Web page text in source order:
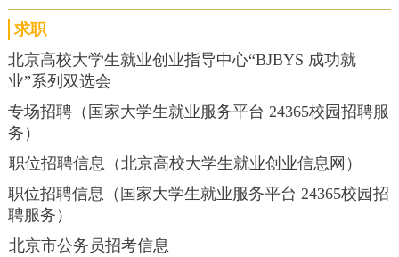
求职
北京高校大学生就业创业指导中心“BJBYS 成功就
业”系列双选会
专场招聘（国家大学生就业服务平台 24365校园招聘服
务）
职位招聘信息（北京高校大学生就业创业信息网）
职位招聘信息（国家大学生就业服务平台 24365校园招
聘服务）
北京市公务员招考信息